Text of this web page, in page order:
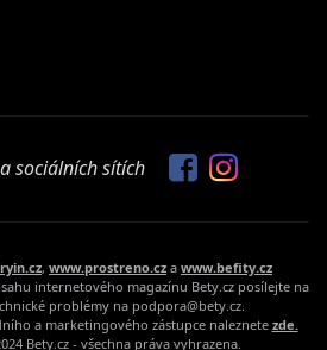
sociálních sítích
, www.prostreno.cz a www.befity.cz
internetového magazínu Bety.cz posílejte na
problémy na podpora@bety.cz.
a marketingového zástupce naleznete zde.
Bety.cz - všechna práva vyhrazena.